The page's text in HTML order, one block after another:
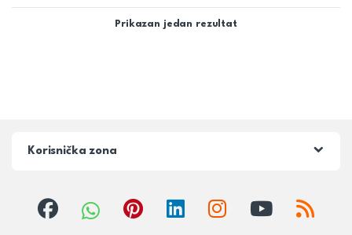
Prikazan jedan rezultat
Korisnička zona